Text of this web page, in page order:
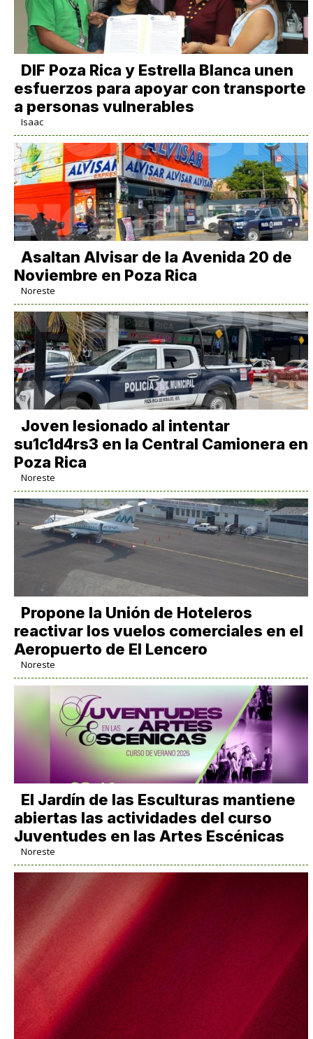
DIF Poza Rica y Estrella Blanca unen
esfuerzos para apoyar con transporte
a personas vulnerables
Isaac
Asaltan Alvisar de la Avenida 20 de
Noviembre en Poza Rica
Noreste
Joven lesionado al intentar
su1c1d4rs3 en la Central Camionera en
Poza Rica
Noreste
Propone la Unión de Hoteleros
reactivar los vuelos comerciales en el
Aeropuerto de El Lencero
Noreste
El Jardín de las Esculturas mantiene
abiertas las actividades del curso
Juventudes en las Artes Escénicas
Noreste